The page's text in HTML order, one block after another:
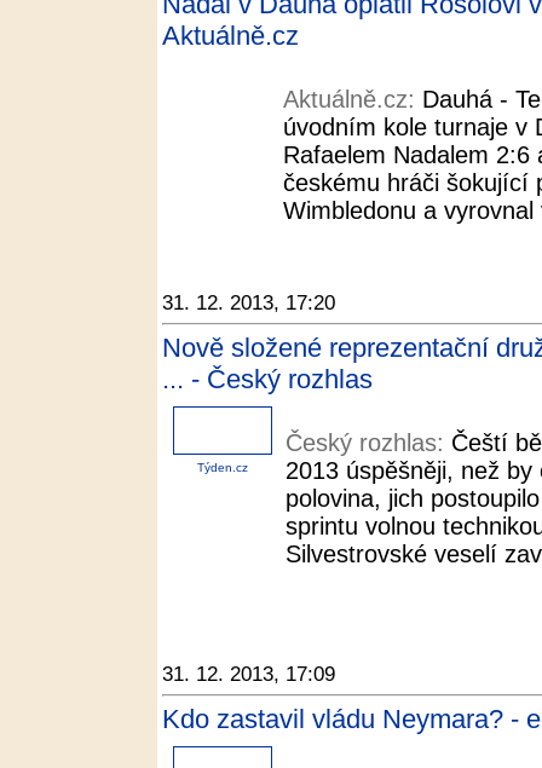
Aktuálně.cz
Aktuálně.cz: Dauhá -
úvodním kole turnaje v
Rafaelem Nadalem 2:6
českému hráči šokující
Wimbledonu a
31. 12. 2013, 17:20
Nově složené reprezentační
... - Český rozhlas
Týden.cz
Český rozhlas: Čeští
2013 úspěšněji, než
polovina, jich
sprintu volnou
Silvestrovské veselí
31. 12. 2013, 17:09
Kdo zastavil vládu Neymara? -